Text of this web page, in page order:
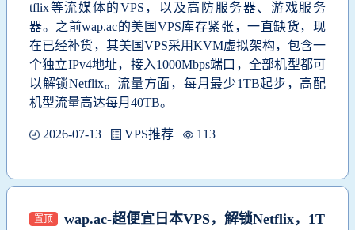
tflix等流媒体的VPS，以及高防服务器、游戏服务
器。之前wap.ac的美国VPS库存紧张，一直缺货，现
在已经补货，其美国VPS采用KVM虚拟架构，包含一
个独立IPv4地址，接入1000Mbps端口，全部机型都可
以解锁Netflix。流量方面，每月最少1TB起步，高配
机型流量高达每月40TB。
2026-07-13 VPS推荐 113
置顶
wap.ac-超便宜日本VPS，解锁Netflix，1T